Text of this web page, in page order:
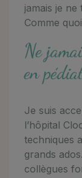
jamais je ne
Comme
Ne
en
Je suis
l’hôpital
techniques
grands
collègues